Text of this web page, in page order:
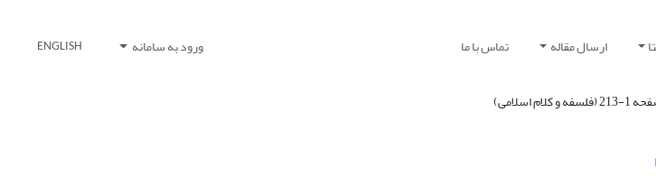
ارسال مقاله تماس با ما ورود به سامانه ENGLISH